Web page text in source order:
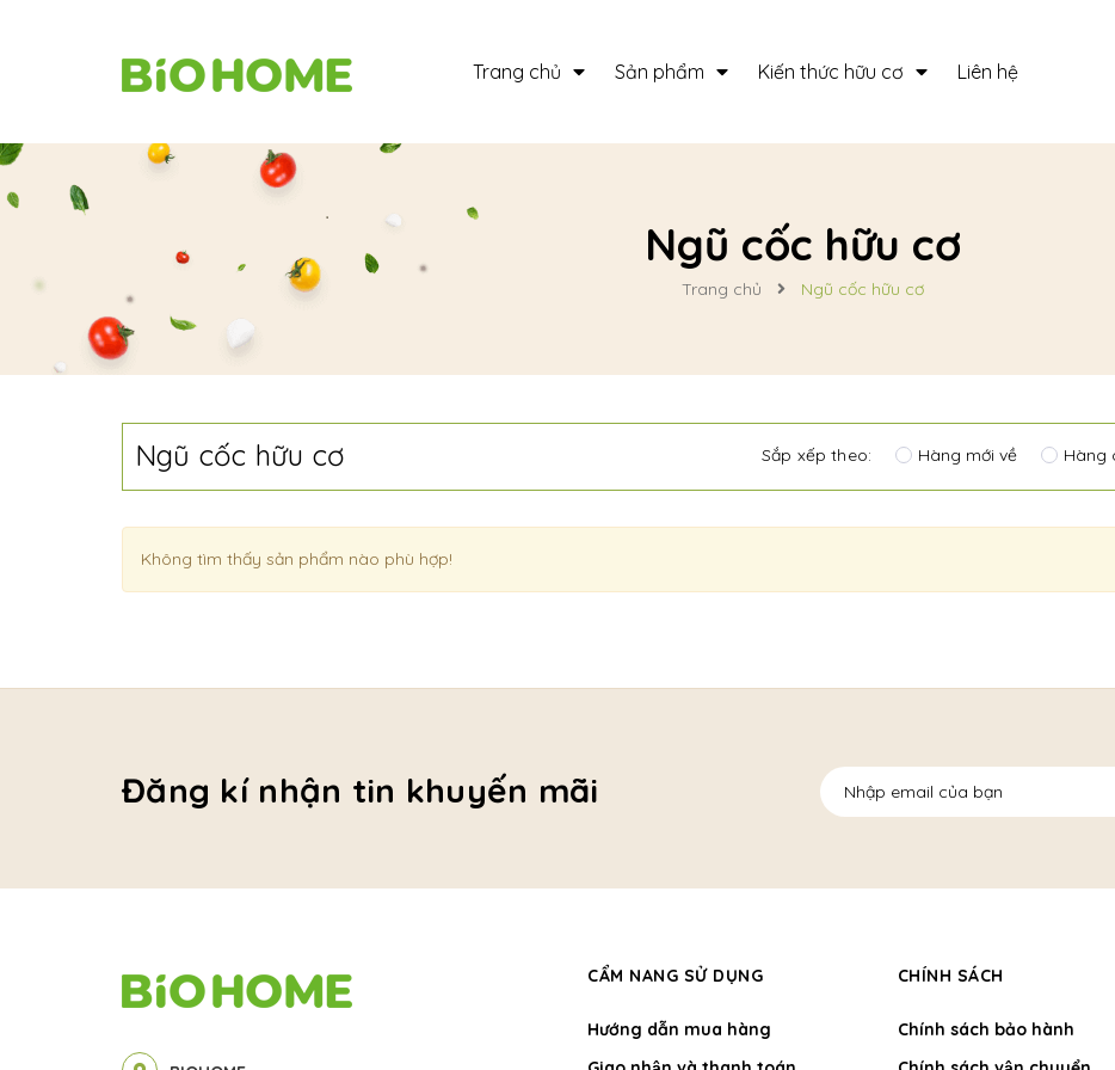
Trang chủ Sản phẩm Kiến thức hữu cơ Liên hệ
Ngũ cốc hữu cơ
Trang chủ Ngũ cốc hữu cơ
Ngũ cốc hữu cơ Sắp xếp theo: Hàng mới về Hàng
Không tìm thấy sản phẩm nào phù hợp!
Đăng kí nhận tin khuyến mãi
CẨM NANG SỬ DỤNG
Hướng dẫn mua hàng
CHÍNH SÁCH
Chính sách bảo hành